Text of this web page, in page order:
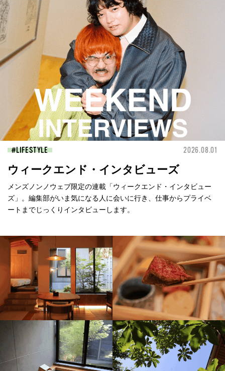
LIFESTYLE 2026.08.01
ウィークエンド・インタビューズ
メンズノンノウェブ限定の連載「ウィークエンド・インタビュー
ズ」。編集部がいま気になる人に会いに行き、仕事からプライベ
ートまでじっくりインタビューします。